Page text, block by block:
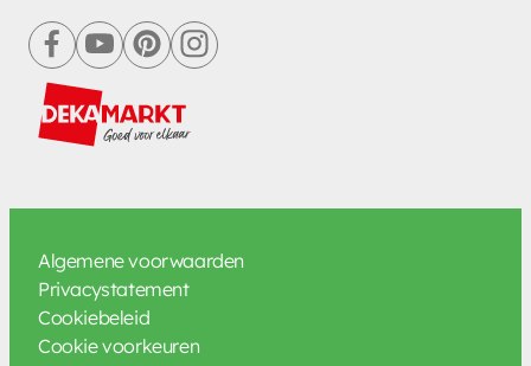
facebookyoutubepinterestinstagram
Algemene voorwaarden
Privacystatement
Cookiebeleid
Cookie voorkeuren